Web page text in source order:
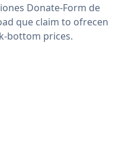
Donate-Form de
que claim to ofrecen
bottom prices.